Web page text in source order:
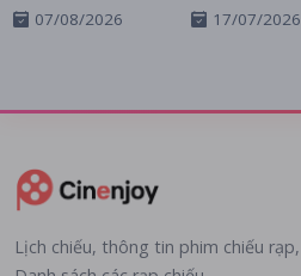
07/08/2026 17/07/2026
Lịch chiếu, thông tin phim chiếu rạp,